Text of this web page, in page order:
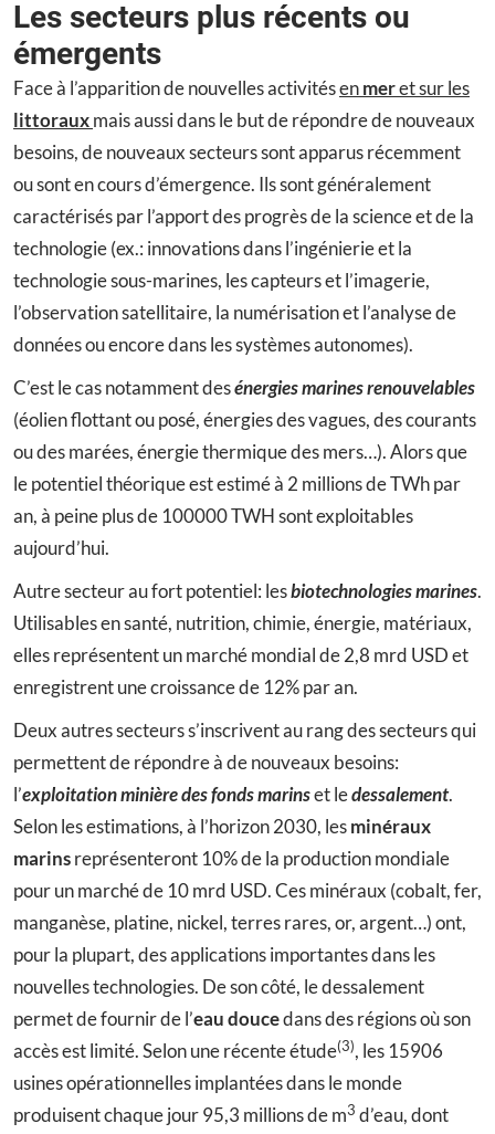
Les secteurs plus récents ou
émergents
Face à l’apparition de nouvelles activitésenmeret sur les
littorauxmais aussi dans le but de répondre de nouveaux
besoins, de nouveaux secteurs sont apparus récemment
ou sont en cours d’émergence. Ils sont généralement
caractérisés par l’apport des progrès de la science et de la
technologie (ex.: innovations dans l’ingénierie et la
technologie sous-marines, les capteurs et l’imagerie,
l’observation satellitaire, la numérisation et l’analyse de
données ou encore dans les systèmes autonomes).
C’est le cas notamment desénergies marines renouvelables
(éolien flottant ou posé, énergies des vagues, des courants
ou des marées, énergie thermique des mers…). Alors que
le potentiel théorique est estimé à 2 millions de TWh par
an, à peine plus de 100000 TWH sont exploitables
aujourd’hui.
Autre secteur au fort potentiel: lesbiotechnologies marines.
Utilisables en santé, nutrition, chimie, énergie, matériaux,
elles représentent un marché mondial de 2,8 mrd USD et
enregistrent une croissance de 12% par an.
Deux autres secteurs s’inscrivent au rang des secteurs qui
permettent de répondre à de nouveaux besoins:
l’exploitation minière des fonds marinset ledessalement.
Selon les estimations, à l’horizon 2030, lesminéraux
marinsreprésenteront 10% de la production mondiale
pour un marché de 10 mrd USD. Ces minéraux (cobalt, fer,
manganèse, platine, nickel, terres rares, or, argent…) ont,
pour la plupart, des applications importantes dans les
nouvelles technologies. De son côté, le dessalement
permet de fournir de l’eau doucedans des régions où son
accès est limité. Selon une récente étude(3), les 15906
usines opérationnelles implantées dans le monde
produisent chaque jour 95,3 millions de m3 d’eau, dont